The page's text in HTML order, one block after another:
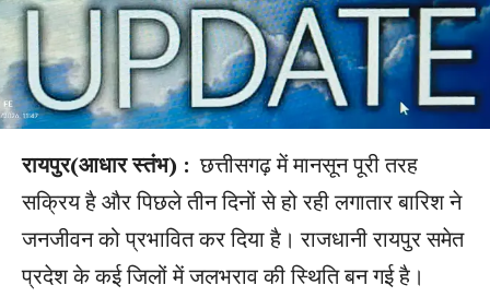
रायपुर(आधार स्तंभ) :छत्तीसगढ़ में मानसून पूरी तरह
सक्रिय है और पिछले तीन दिनों से हो रही लगातार बारिश ने
जनजीवन को प्रभावित कर दिया है। राजधानी रायपुर समेत
प्रदेश के कई जिलों में जलभराव की स्थिति बन गई है।